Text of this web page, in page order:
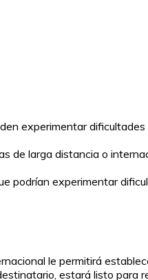
experimentar
de larga distancia o
podrían experimentar
le permitirá
estará listo para